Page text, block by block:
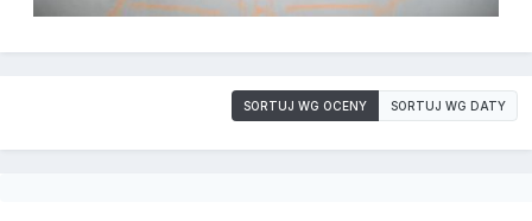
SORTUJ WG OCENY SORTUJ WG DATY